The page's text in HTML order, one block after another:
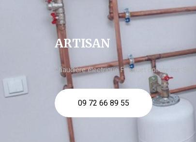
ARTISAN
chaudière électrique Frisquet Épinay sur Seine
09 72 66 89 55